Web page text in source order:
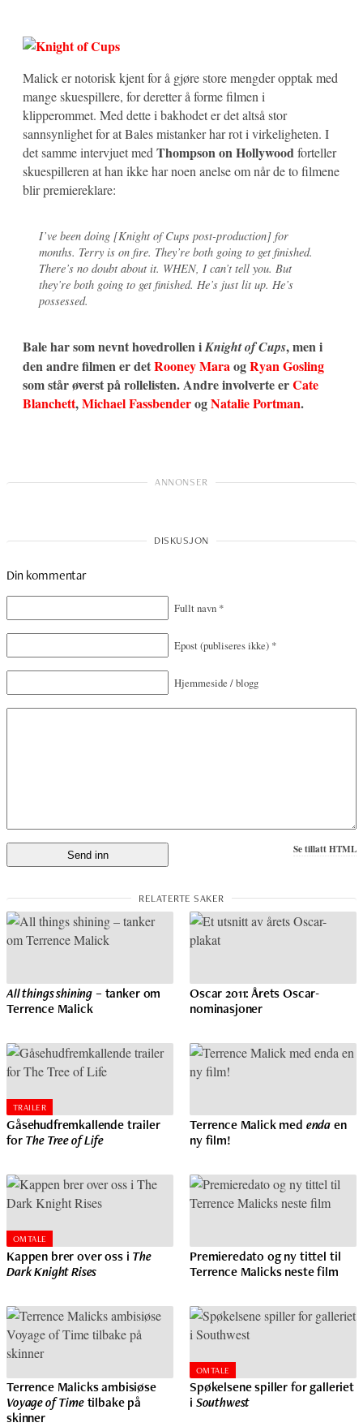
Malicker notorisk kjent for å gjøre store mengder opptak med
mange skuespillere, for deretter å forme filmen i
klipperommet. Med dette i bakhodet er det altså stor
sannsynlighet for at Bales mistanker har rot i virkeligheten. I
det samme intervjuet med Thompson on Hollywoodforteller
skuespilleren at han ikke har noen anelse om når de to filmene
blir premiereklare:
I’ve been doing [Knight of Cups post-production] for
months. Terry is on fire. They’re both going to get finished.
There’s no doubt about it. WHEN, I can’t tell you. But
they’re both going to get finished. He’s just lit up. He’s
possessed.
Bale har som nevnt hovedrollen iKnight of Cups, men i
den andre filmen er detRooney MaraogRyan Gosling
som står øverst på rollelisten. Andre involverte erCate
Blanchett,Michael FassbenderogNatalie Portman.
Din kommentar
Fullt navn *
Epost(publiseres ikke) *
Hjemmeside / blogg
Se tillatt HTML
All things shining– tanker om
Terrence Malick
Oscar 2011: Årets Oscar-
nominasjoner
TRAILER
Gåsehudfremkallende trailer
forThe Tree of Life
Terrence Malick med endaen
ny film!
OMTALE
Kappen brer over oss i The
Dark Knight Rises
Premieredato og ny tittel til
Terrence Malicks neste film
Terrence Malicks ambisiøse
Voyage of Timetilbake på
skinner
OMTALE
Spøkelsene spiller for galleriet
i Southwest